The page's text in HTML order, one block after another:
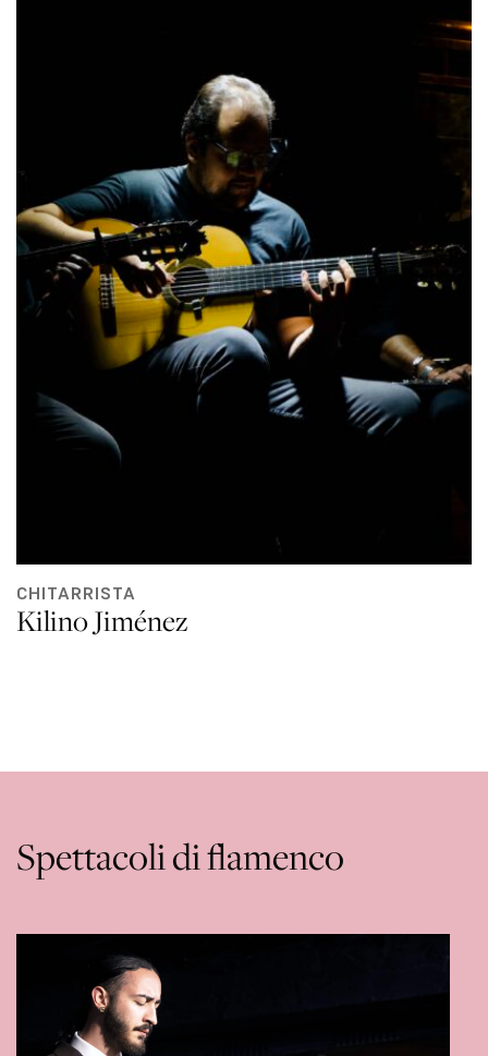
CHITARRISTA
Kilino Jiménez
Spettacoli di flamenco